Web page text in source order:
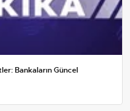
Bankaların Güncel